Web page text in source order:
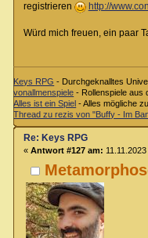
registrieren
http://
Würd mich freuen, ein paar
Keys RPG - Durchgeknalltes
vonallmenspiele - Rollenspiele aus
Alles ist ein Spiel - Alles mögliche
Thread zu rezis von "Buffy - Im
Re: Keys RPG
« Antwort #127 am: